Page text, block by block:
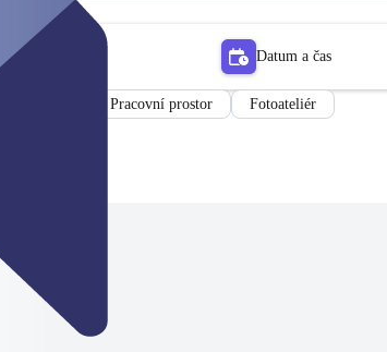
Datum a čas
Pracovní prostor Fotoateliér